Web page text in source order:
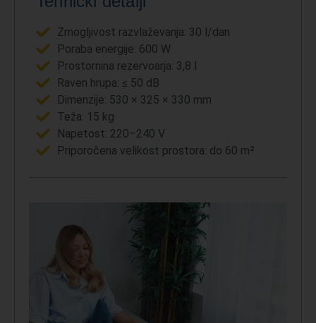
Zmogljivost razvlaževanja: 30 l/dan
Poraba energije: 600 W
Prostornina rezervoarja: 3,8 l
Raven hrupa: ≤ 50 dB
Dimenzije: 530 × 325 × 330 mm
Teža: 15 kg
Napetost: 220–240 V
Priporočena velikost prostora: do 60 m²